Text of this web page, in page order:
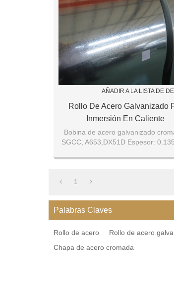
AÑADIR A LA LISTA DE
Rollo De Acero Galvanizado
Inmersión En Caliente
Bobina de acero galvanizado
SGCC, A653,DX51D Espesor:
1
Palabras Claves
Rollo de acero Rollo de acero
Chapa de acero cromada